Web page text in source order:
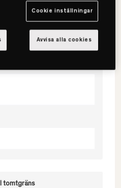
vintersida
tomtgräns
Cookie inställningar
Avvisa alla cookies